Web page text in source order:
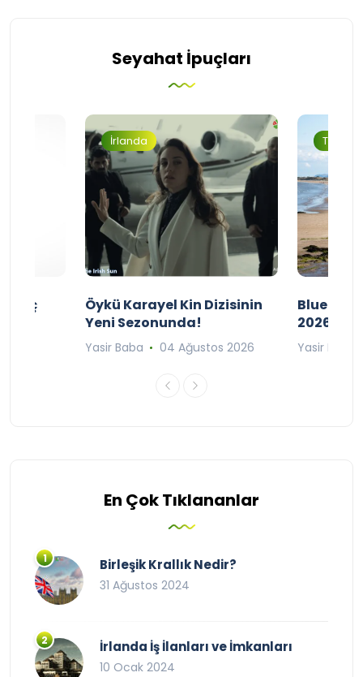
Seyahat İpuçları
Maç
İrlanda
Öykü Karayel Kin Dizisinin
Yeni Sezonunda!
Yasir Baba 04 Ağustos 2026
Turizm
Blue
2026
Yasir Baba
En Çok Tıklananlar
Birleşik Krallık Nedir?
31 Ağustos 2024
İrlanda İş İlanları ve İmkanları
10 Ocak 2024